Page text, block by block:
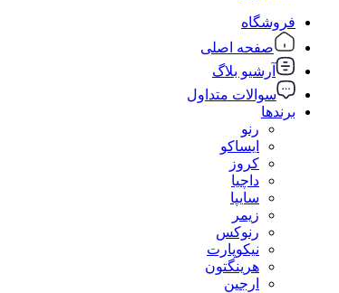
فروشگاه
صفحه اصلی
آرشیو بلاگ
سوالات متداول
برندها
رنو
ایساکو
کروز
داچیا
سایپا
زیمر
رنوکس
نیکوپارت
هرینگتون
ارجین